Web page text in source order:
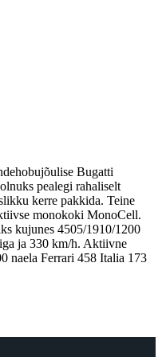
Bugatti
pealegi rahaliselt
kerre pakkida. Teine
monokoki MonoCell.
kujunes 4505/1910/1200
ja 330 km/h. Aktiivne
naela Ferrari 458 Italia 173